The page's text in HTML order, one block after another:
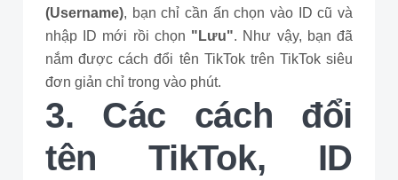
(Username), bạn chỉ cần ấn chọn vào ID cũ và
nhập ID mới rồi chọn "Lưu". Như vậy, bạn đã
nắm được cách đổi tên TikTok trên TikTok siêu
đơn giản chỉ trong vào phút.
3. Các cách đổi
tên TikTok, ID